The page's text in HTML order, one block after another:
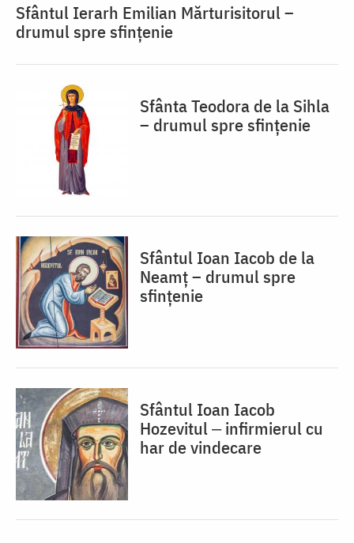
Sfântul Ierarh Emilian Mărturisitorul –
drumul spre sfințenie
Sfânta Teodora de la Sihla
– drumul spre sfințenie
Sfântul Ioan Iacob de la
Neamț – drumul spre
sfințenie
Sfântul Ioan Iacob
Hozevitul ‒ infirmierul cu
har de vindecare